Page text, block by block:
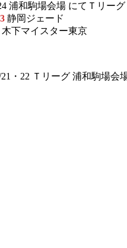
浦和駒場会場 にてＴリー
3 静岡ジェード
木下マイスター東京
21・22 Ｔリーグ 浦和駒場会